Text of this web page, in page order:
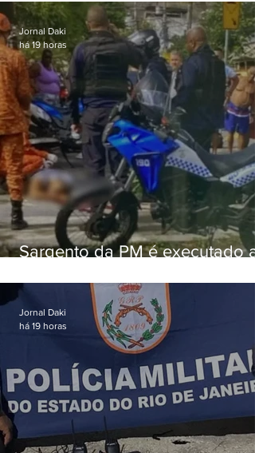
Sargento da PM é executado a
em Vaz Lobo
Jornal Daki
há 19 horas
Jornal Daki
há 19 horas